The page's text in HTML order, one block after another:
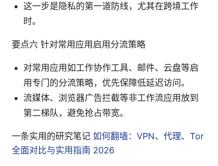
这一步是隐私的第一道防线，尤其在跨境工作
时。
要点六 针对常用应用启用分流策略
对常用应用如工作协作工具、邮件、云盘等启
用专门的分流策略，优先保障低延迟访问。
流媒体、浏览器广告拦截等非工作流应用放到
第二梯队，避免抢占带宽。
一条实用的研究笔记 如何翻墙：VPN、代理、Tor
全面对比与实用指南 2026